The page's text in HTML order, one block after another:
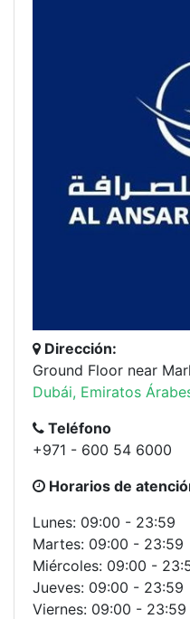
Dirección:
Ground Floor near
Dubái, Emiratos
Teléfono
+971 - 600 54 6000
Horarios de
Lunes: 09:00 - 23:59
Martes: 09:00 - 23:59
Miércoles: 09:00 -
Jueves: 09:00 - 23:59
Viernes: 09:00 - 23:59